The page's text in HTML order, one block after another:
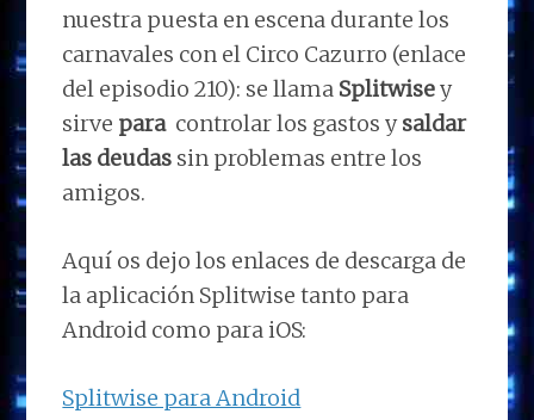
nuestra puesta en escena durante los
carnavales con el Circo Cazurro (enlace
del episodio 210): se llama Splitwisey
sirve paracontrolar los gastos ysaldar
las deudas sin problemas entre los
amigos.
Aquí os dejo los enlaces de descarga de
la aplicación Splitwise tanto para
Android como para iOS:
Splitwise para Android